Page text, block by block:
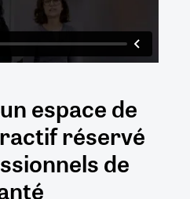
espace de
réservé
de